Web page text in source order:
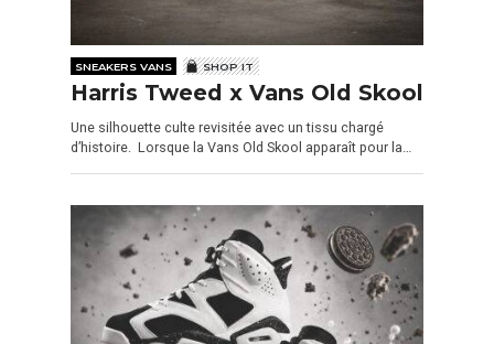
SNEAKERS VANS SHOP IT
Harris Tweed x Vans Old Skool
Une silhouette culte revisitée avec un tissu chargé
d’histoire. Lorsque la Vans Old Skool apparaît pour la…